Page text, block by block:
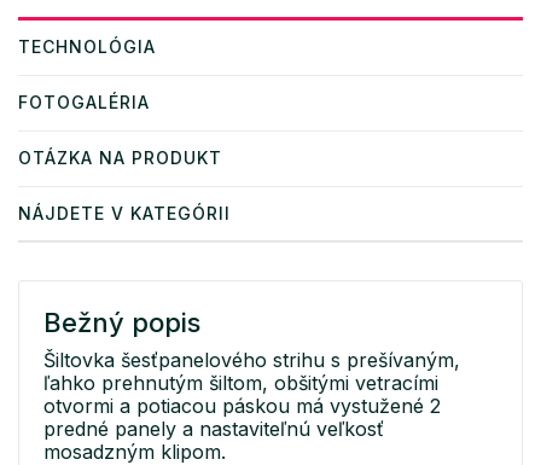
TECHNOLÓGIA
FOTOGALÉRIA
OTÁZKA NA PRODUKT
NÁJDETE V KATEGÓRII
Bežný popis
Šiltovka šesťpanelového strihu s prešívaným,
ľahko prehnutým šiltom, obšitými vetracími
otvormi a potiacou páskou má vystužené 2
predné panely a nastaviteľnú veľkosť
mosadzným klipom.